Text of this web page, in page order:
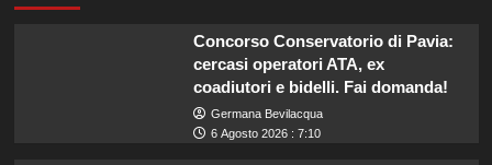
Concorso Conservatorio di Pavia:
cercasi operatori ATA, ex
coadiutori e bidelli. Fai domanda!
Germana Bevilacqua
6 Agosto 2026 : 7:10